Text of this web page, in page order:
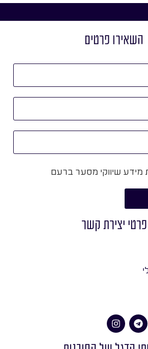
השאירו פרטים
שיווקי מסער ברעם
פרטי יצירת קשר